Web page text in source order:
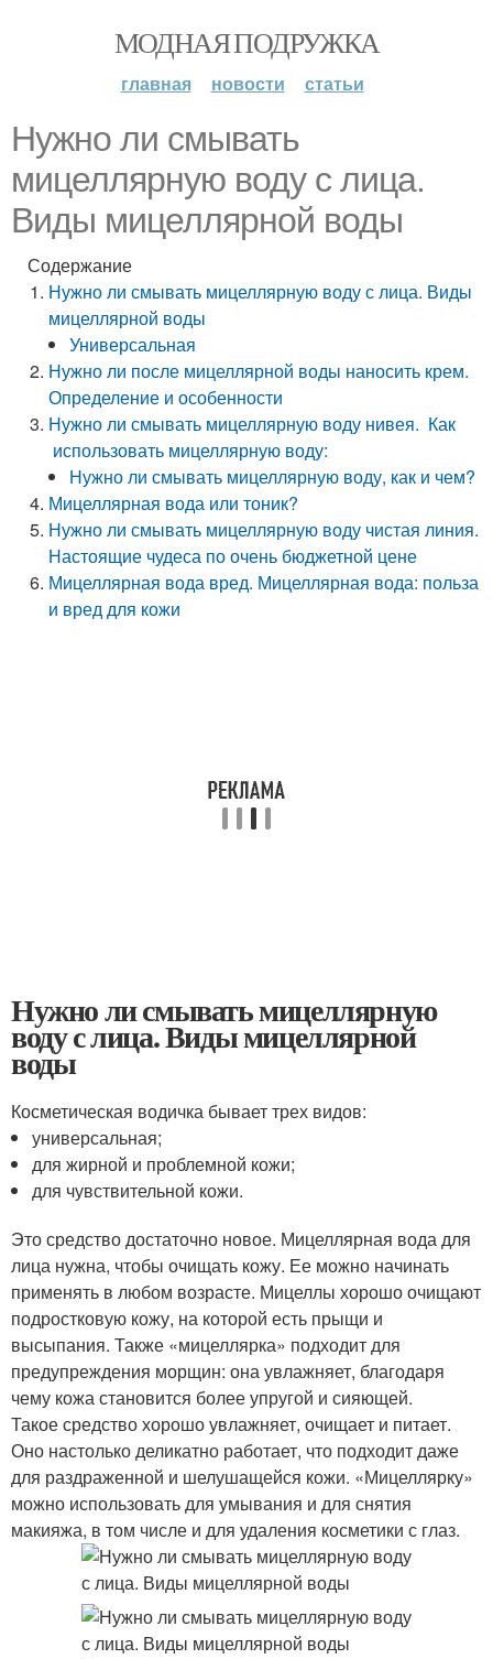
МОДНАЯ ПОДРУЖКА
главная новости статьи
Нужно ли смывать
мицеллярную воду с лица.
Виды мицеллярной воды
Содержание
Нужно ли смывать мицеллярную воду с лица. Виды
мицеллярной воды
Универсальная
Нужно ли после мицеллярной воды наносить крем.
Определение и особенности
Нужно ли смывать мицеллярную воду нивея. Как
использовать мицеллярную воду:
Нужно ли смывать мицеллярную воду, как и чем?
Мицеллярная вода или тоник?
Нужно ли смывать мицеллярную воду чистая линия.
Настоящие чудеса по очень бюджетной цене
Мицеллярная вода вред. Мицеллярная вода: польза
и вред для кожи
Нужно ли смывать мицеллярную
воду с лица. Виды мицеллярной
воды
Косметическая водичка бывает трех видов:
универсальная;
для жирной и проблемной кожи;
для чувствительной кожи.
Это средство достаточно новое. Мицеллярная вода для
лица нужна, чтобы очищать кожу. Ее можно начинать
применять в любом возрасте. Мицеллы хорошо очищают
подростковую кожу, на которой есть прыщи и
высыпания. Также «мицеллярка» подходит для
предупреждения морщин: она увлажняет, благодаря
чему кожа становится более упругой и сияющей.
Такое средство хорошо увлажняет, очищает и питает.
Оно настолько деликатно работает, что подходит даже
для раздраженной и шелушащейся кожи. «Мицеллярку»
можно использовать для умывания и для снятия
макияжа, в том числе и для удаления косметики с глаз.